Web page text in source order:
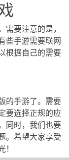
要注意的是，
些手游需要联网
根据自己的需要
的手游了。需要
要选择正规的应
同时，我们也要
。希望大家享受
！